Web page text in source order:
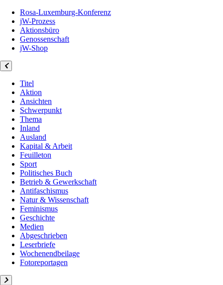
Rosa-Luxemburg-Konferenz
jW-Prozess
Aktionsbüro
Genossenschaft
jW-Shop
Titel
Aktion
Ansichten
Schwerpunkt
Thema
Inland
Ausland
Kapital & Arbeit
Feuilleton
Sport
Politisches Buch
Betrieb & Gewerkschaft
Antifaschismus
Natur & Wissenschaft
Feminismus
Geschichte
Medien
Abgeschrieben
Leserbriefe
Wochenendbeilage
Fotoreportagen